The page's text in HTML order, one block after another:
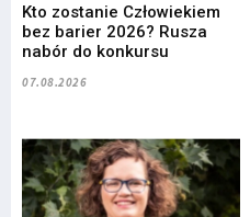
Kto zostanie Człowiekiem
bez barier 2026? Rusza
nabór do konkursu
07.08.2026